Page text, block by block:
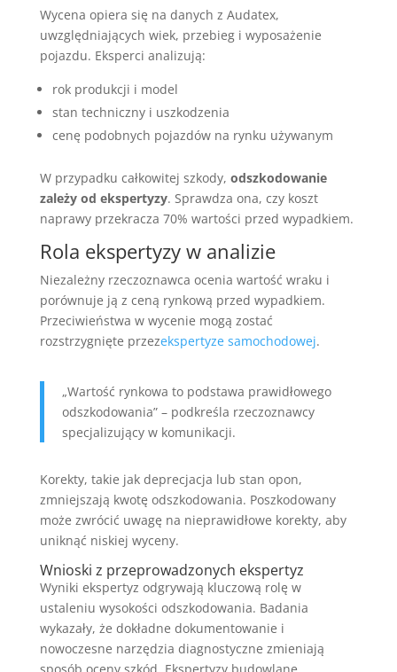
Wycena opiera się na danych z Audatex,
uwzględniających wiek, przebieg i wyposażenie
pojazdu. Eksperci analizują:
rok produkcji i model
stan techniczny i uszkodzenia
cenę podobnych pojazdów na rynku używanym
W przypadku całkowitej szkody, odszkodowanie
zależy od ekspertyzy. Sprawdza ona, czy koszt
naprawy przekracza 70% wartości przed wypadkiem.
Rola ekspertyzy w analizie
Niezależny rzeczoznawca ocenia wartość wraku i
porównuje ją z ceną rynkową przed wypadkiem.
Przeciwieństwa w wycenie mogą zostać
rozstrzygnięte przezekspertyze samochodowej.
„Wartość rynkowa to podstawa prawidłowego
odszkodowania” – podkreśla rzeczoznawcy
specjalizujący w komunikacji.
Korekty, takie jak deprecjacja lub stan opon,
zmniejszają kwotę odszkodowania. Poszkodowany
może zwrócić uwagę na nieprawidłowe korekty, aby
uniknąć niskiej wyceny.
Wnioski z przeprowadzonych ekspertyz
Wyniki ekspertyz odgrywają kluczową rolę w
ustaleniu wysokości odszkodowania. Badania
wykazały, że dokładne dokumentowanie i
nowoczesne narzędzia diagnostyczne zmieniają